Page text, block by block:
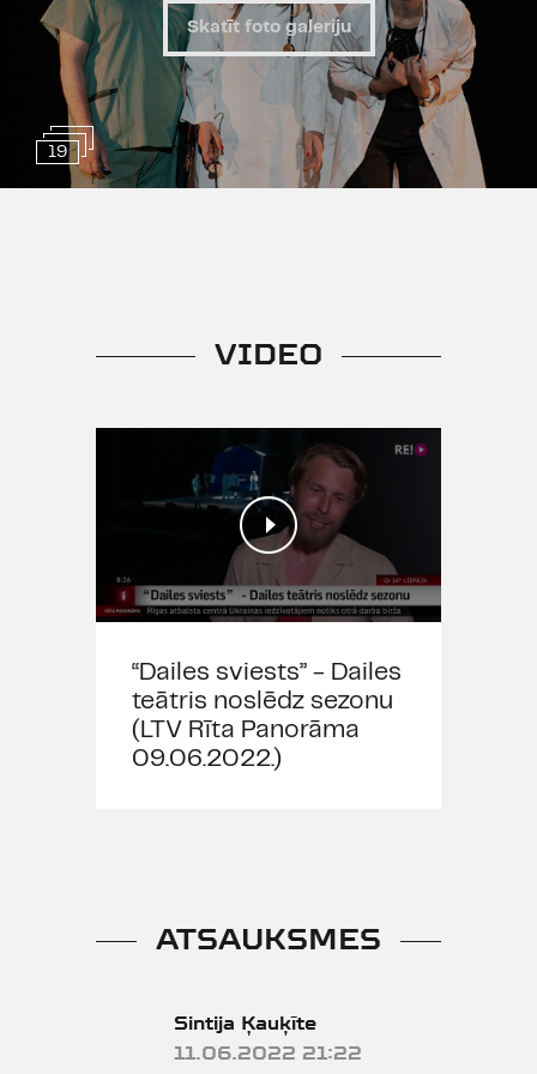
19
Skatīt foto galeriju
VIDEO
“Dailes sviests” - Dailes
teātris noslēdz sezonu
(LTV Rīta Panorāma
09.06.2022.)
ATSAUKSMES
Sintija Ķauķīte
11.06.2022 21:22